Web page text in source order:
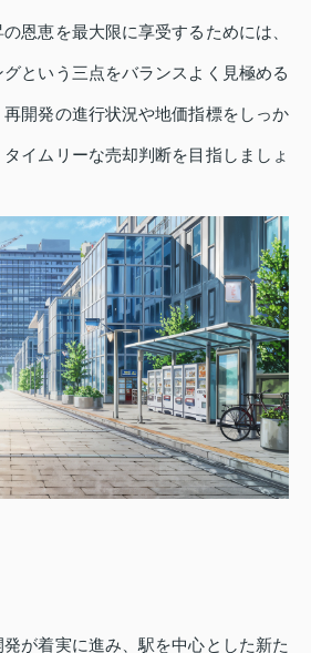
恩恵を最大限に享受するためには、
という三点をバランスよく見極める
開発の進行状況や地価指標をしっか
イムリーな売却判断を目指しましょ
が着実に進み、駅を中心とした新た